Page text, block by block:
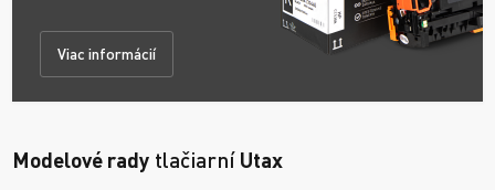
Viac informácií
Modelové rady tlačiarní Utax